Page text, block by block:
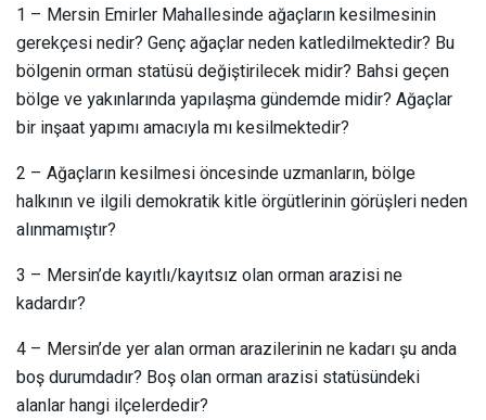
1 – Mersin Emirler Mahallesinde ağaçların kesilmesinin
gerekçesi nedir? Genç ağaçlar neden katledilmektedir? Bu
bölgenin orman statüsü değiştirilecek midir? Bahsi geçen
bölge ve yakınlarında yapılaşma gündemde midir? Ağaçlar
bir inşaat yapımı amacıyla mı kesilmektedir?
2 – Ağaçların kesilmesi öncesinde uzmanların, bölge
halkının ve ilgili demokratik kitle örgütlerinin görüşleri neden
alınmamıştır?
3 – Mersin’de kayıtlı/kayıtsız olan orman arazisi ne
kadardır?
4 – Mersin’de yer alan orman arazilerinin ne kadarı şu anda
boş durumdadır? Boş olan orman arazisi statüsündeki
alanlar hangi ilçelerdedir?